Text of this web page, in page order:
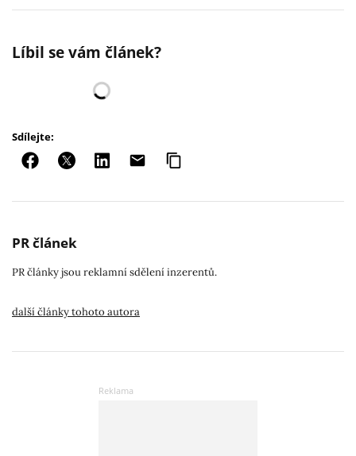
Líbil se vám článek?
Sdílejte:
PR článek
PR články jsou reklamní sdělení inzerentů.
další články tohoto autora